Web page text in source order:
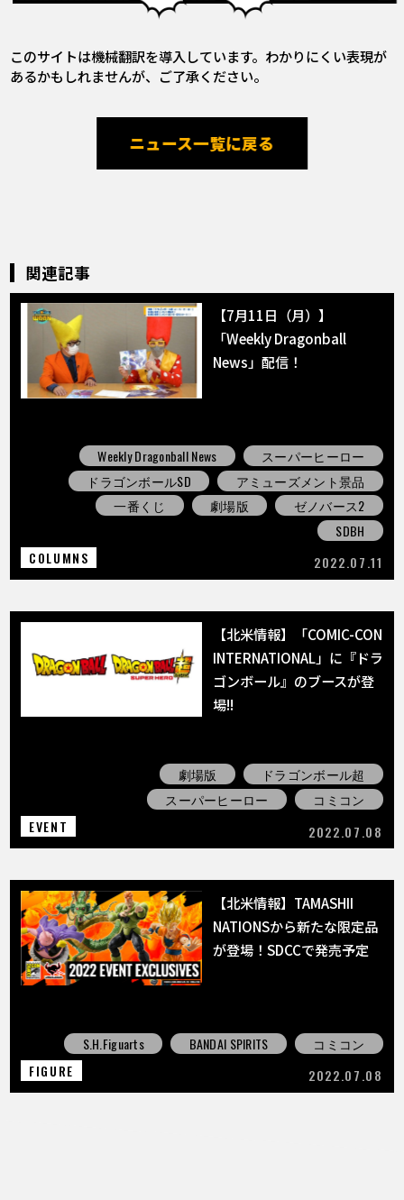
このサイトは機械翻訳を導入しています。わかりにくい表現が
あるかもしれませんが、ご了承ください。
ニュース一覧に戻る
関連記事
【7月11日（月）】
「Weekly Dragonball
News」配信！
Weekly Dragonball News
スーパーヒーロー
ドラゴンボールSD
アミューズメント景品
一番くじ
劇場版
ゼノバース2
SDBH
COLUMNS
2022.07.11
【北米情報】「COMIC-CON
INTERNATIONAL」に『ドラ
ゴンボール』のブースが登
場!!
劇場版
ドラゴンボール超
スーパーヒーロー
コミコン
EVENT
2022.07.08
【北米情報】TAMASHII
NATIONSから新たな限定品
が登場！SDCCで発売予定
S.H.Figuarts BANDAI SPIRITS
コミコン
FIGURE
2022.07.08